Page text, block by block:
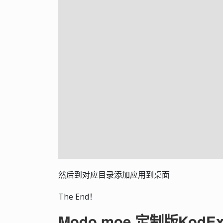
然后到对应目录添加应用到桌面
The End！